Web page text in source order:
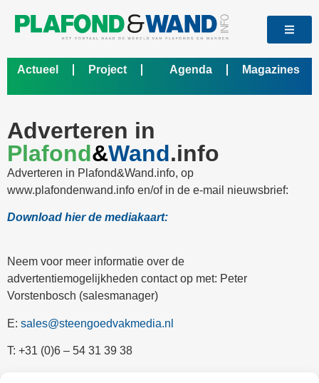
Actueel Project Agenda Magazines
Adverteren in
Plafond&Wand.info
Adverteren in Plafond&Wand.info, op
www.plafondenwand.info en/of in de e-mail nieuwsbrief:
Download hier de mediakaart:
Neem voor meer informatie over de
advertentiemogelijkheden contact op met: Peter
Vorstenbosch (salesmanager)
E: sales@steengoedvakmedia.nl
T: +31 (0)6 – 54 31 39 38